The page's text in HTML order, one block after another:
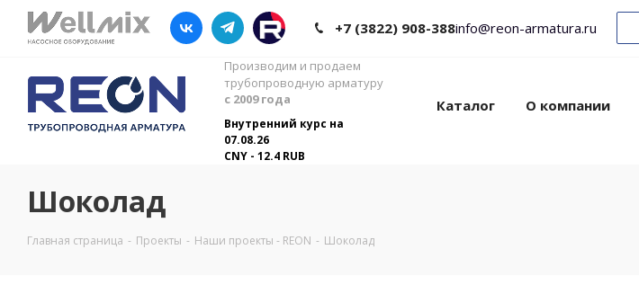
+7 (3822) 908-388info@reon-armatura.ru
Производим и продаем
трубопроводную арматуру
с 2009 года
Внутренний курс на
07.08.26
CNY - 12.4 RUB
Каталог О компании
Шоколад
Главная страница - Проекты - Наши проекты - REON - Шоколад